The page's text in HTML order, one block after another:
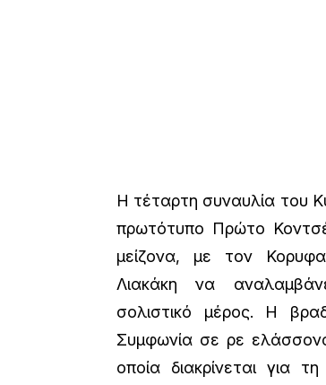
Η τέταρτη συναυλία του
πρωτότυπο Πρώτο
μείζονα, με τον
Λιακάκη να
σολιστικό μέρος. Η
Συμφωνία σε ρε
οποία διακρίνεται για